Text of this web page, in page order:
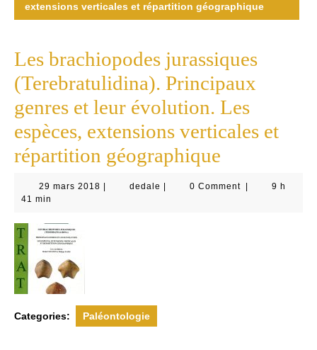
extensions verticales et répartition géographique
Les brachiopodes jurassiques
(Terebratulidina). Principaux
genres et leur évolution. Les
espèces, extensions verticales et
répartition géographique
29 mars 2018 29
dedale dedale0 Comment
9 h
41 min
Categories: Paléontologie